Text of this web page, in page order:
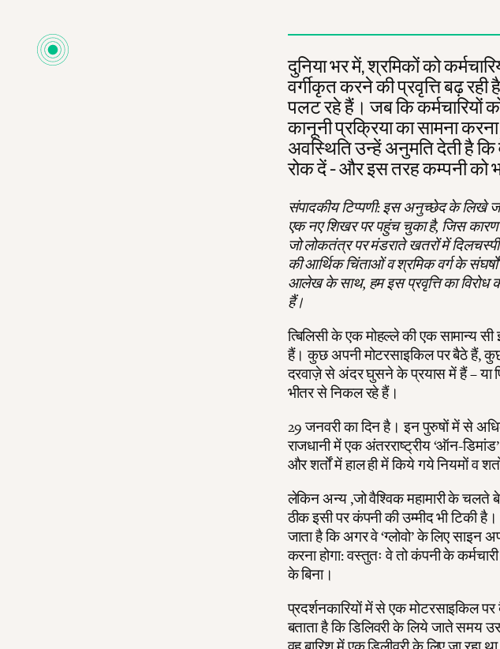
दुनिया भर में, श्रमिकों को
वर्गीकृत करने की प्रवृत्ति बढ़ रही
पलट रहे हैं। जब कि कर्मचारियों
कानूनी प्रक्रिया का सामना
अवस्थिति उन्हें अनुमति देती है
रोक दें - और इस तरह कम्पनी को
संपादकीय टिप्पणी: इस अनुच्छेद के लिखे
एक नए शिखर पर पहुंच चुका है, जिस कारण
जो लोकतंत्र पर मंडराते खतरों में दिलचस्पी
की आर्थिक चिंताओं व श्रमिक वर्ग के
आलेख के साथ, हम इस प्रवृत्ति का विरोध
हैं।
त्बिलिसी के एक मोहल्ले की एक सामान्य सी
हैं। कुछ अपनी मोटरसाइकिल पर बैठे हैं,
दरवाज़े से अंदर घुसने के प्रयास में हैं – या
भीतर से निकल रहे हैं।
29 जनवरी का दिन है। इन पुरुषों में से
राजधानी में एक अंतरराष्ट्रीय ‘ऑन-
और शर्तों में हाल ही में किये गये नियमों व
लेकिन अन्य ,जो वैश्विक महामारी के चलते
ठीक इसी पर कंपनी की उम्मीद भी टिकी
जाता है कि अगर वे ‘ग्लोवो’ के लिए साइन
करना होगा: वस्तुतः वे तो कंपनी के
के बिना।
प्रदर्शनकारियों में से एक मोटरसाइकिल
बताता है कि डिलिवरी के लिये जाते समय